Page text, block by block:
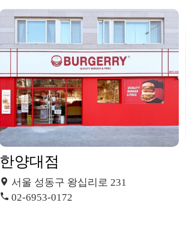
한양대점
서울 성동구 왕십리로 231
02-6953-0172